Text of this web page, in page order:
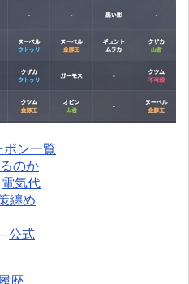
ポン一覧
のか
電気代
纏め
公式